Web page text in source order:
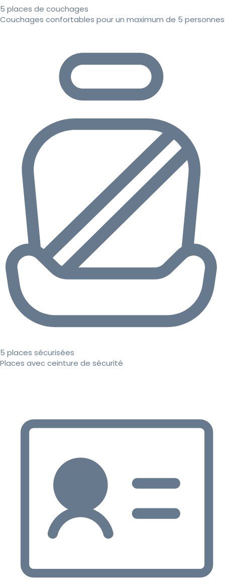
5 places de couchages
Couchages confortables pour un maximum de 5 personnes
5 places sécurisées
Places avec ceinture de sécurité